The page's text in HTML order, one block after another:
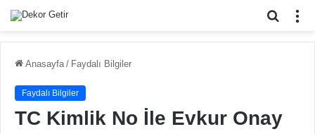
Arama
Anasayfa / Faydalı Bilgiler
Faydalı Bilgiler
TC Kimlik No İle Evkur Onay